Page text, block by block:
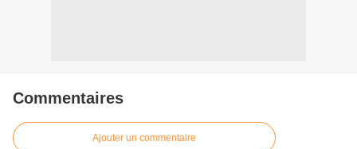
Commentaires
Ajouter un commentaire